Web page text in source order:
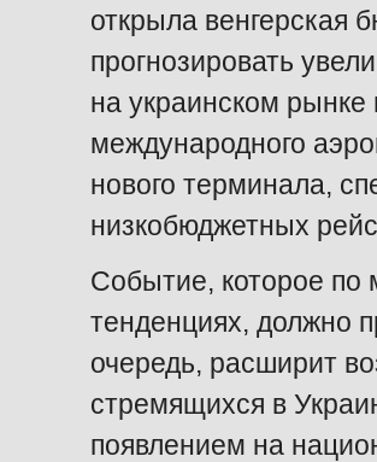
открыла венгерская
прогнозировать
на украинском рынке
международного
нового терминала,
низкобюджетных
Событие, которое по
тенденциях, должно
очередь, расширит
стремящихся в
появлением на